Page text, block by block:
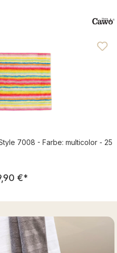
7008 - Farbe: multicolor - 25
Regulärer Preis:
€*